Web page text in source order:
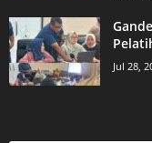
Jul 28,